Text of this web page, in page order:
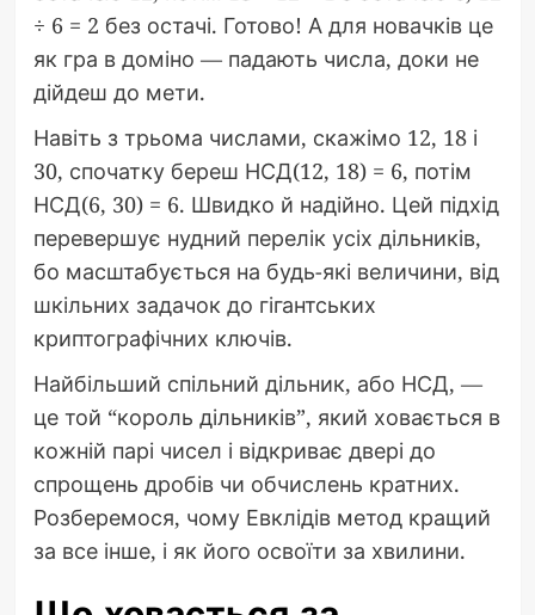
÷ 6 = 2 без остачі. Готово! А для новачків це
як гра в доміно — падають числа, доки не
дійдеш до мети.
Навіть з трьома числами, скажімо 12, 18 і
30, спочатку береш НСД(12, 18) = 6, потім
НСД(6, 30) = 6. Швидко й надійно. Цей підхід
перевершує нудний перелік усіх дільників,
бо масштабується на будь-які величини, від
шкільних задачок до гігантських
криптографічних ключів.
Найбільший спільний дільник, або НСД, —
це той “король дільників”, який ховається в
кожній парі чисел і відкриває двері до
спрощень дробів чи обчислень кратних.
Розберемося, чому Евклідів метод кращий
за все інше, і як його освоїти за хвилини.